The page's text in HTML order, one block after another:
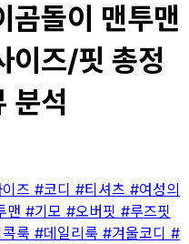
곰돌이 맨투맨
이즈/핏 총정
분석
즈 #코디 #티셔츠 #여성의
맨 #기모 #오버핏 #루즈핏
룩 #데일리룩 #겨울코디 #